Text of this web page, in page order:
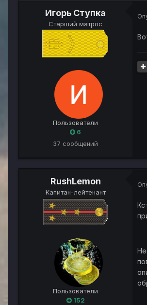
Игорь Ступка
Старший матрос
Пользователи
6
37 сообщений
RushLemon
Капитан-лейтенант
Пользователи
152